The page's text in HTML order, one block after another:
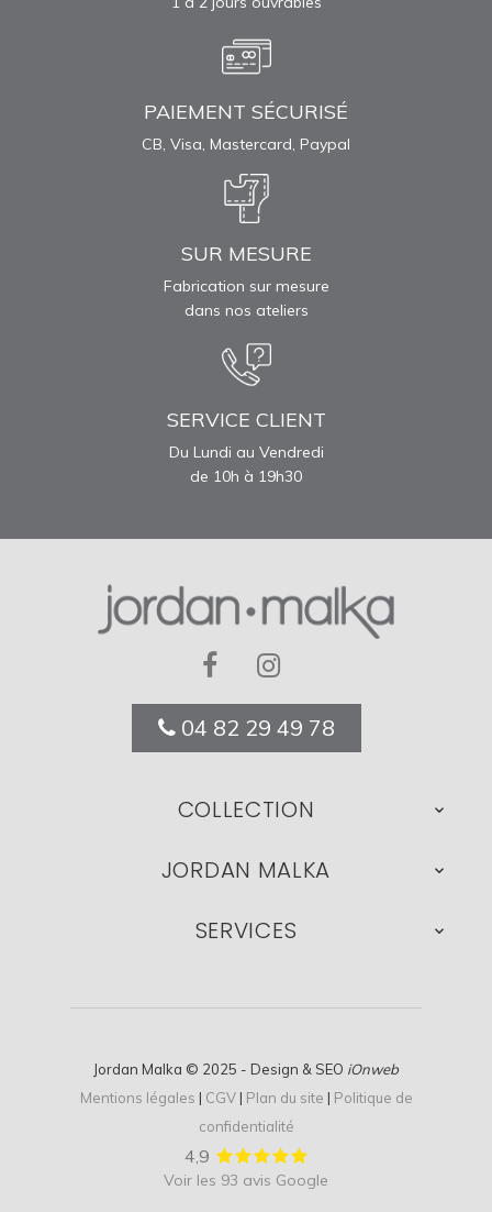
PAIEMENT SÉCURISÉ
CB, Visa, Mastercard, Paypal
SUR MESURE
Fabrication sur mesure
dans nos ateliers
SERVICE CLIENT
Du Lundi au Vendredi
de 10h à 19h30
04 82 29 49 78
COLLECTION 
JORDAN MALKA 
SERVICES 
Jordan Malka © 2025 - Design & SEO iOnweb
Mentions légales | CGV| Plan du site | Politique de
confidentialité
4,9
Voir les 93 avis Google